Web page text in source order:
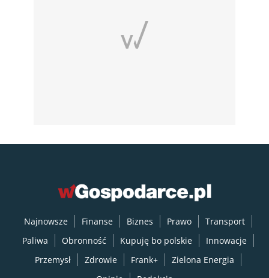
Najnowsze Finanse Biznes Prawo
Transport
Paliwa
Obronność Kupuję bo polskie
Innowacje
Przemysł
Zdrowie Frank+
Zielona Energia